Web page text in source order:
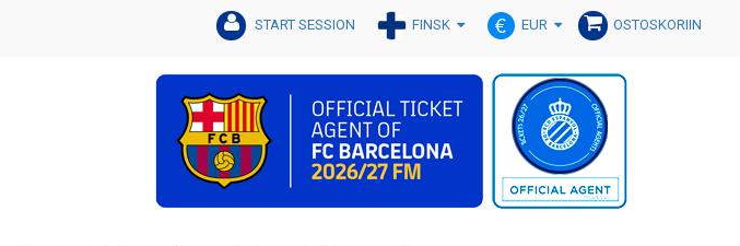
OSTOSKORIIN
EUR
FINSK
START SESSION